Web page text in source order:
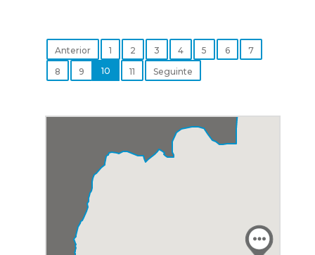
Anterior 1 2 3 4 5 6
7
8
9 10 11 Seguinte